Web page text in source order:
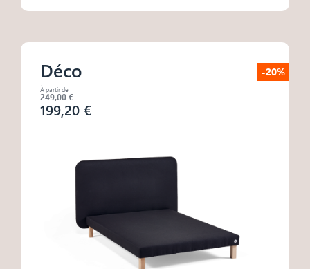
Déco
À partir de
249,00 €
199,20 €
-20%